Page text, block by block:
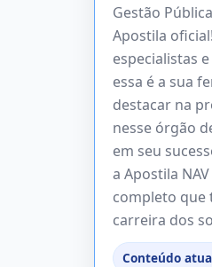
Gestão
Apostila
especialistas
essa é a sua
destacar na
nesse órgão
em seu
a Apostila
completo que
carreira dos
Conteúdo